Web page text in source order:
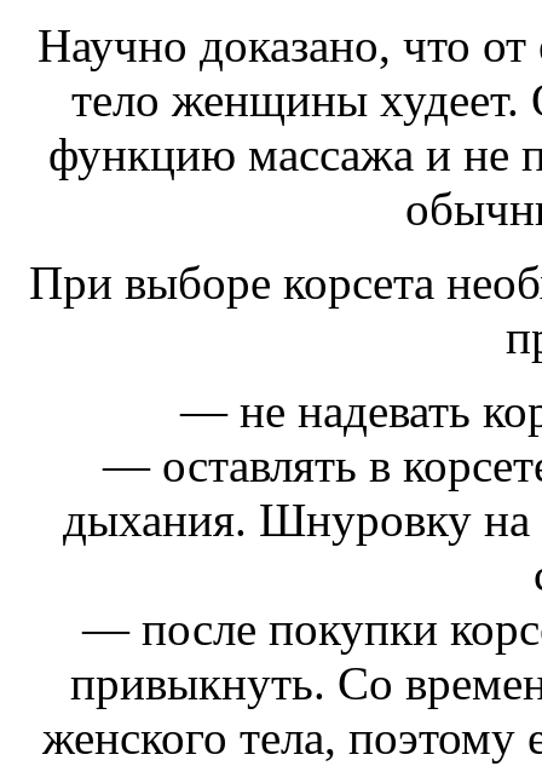
Научно доказано, что
тело женщины
функцию массажа и не
При выборе корсета
— не надевать
— оставлять в
дыхания. Шнуровку на
— после покупки
привыкнуть. Со
женского тела, поэтому